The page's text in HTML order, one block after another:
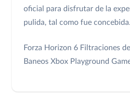
oficial para disfrutar de la
pulida, tal como fue concebida.
Forza Horizon 6 Filtraciones
Baneos Xbox Playground